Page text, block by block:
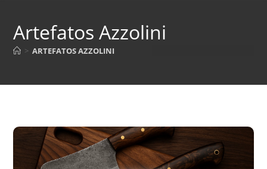
Artefatos Azzolini
> ARTEFATOS AZZOLINI